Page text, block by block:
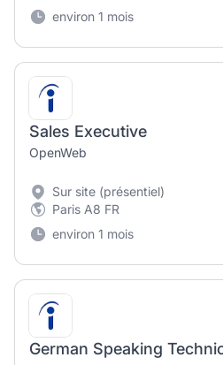
environ 1 mois
Sales Executive
OpenWeb
Sur site (présentiel)
Paris A8 FR
environ 1 mois